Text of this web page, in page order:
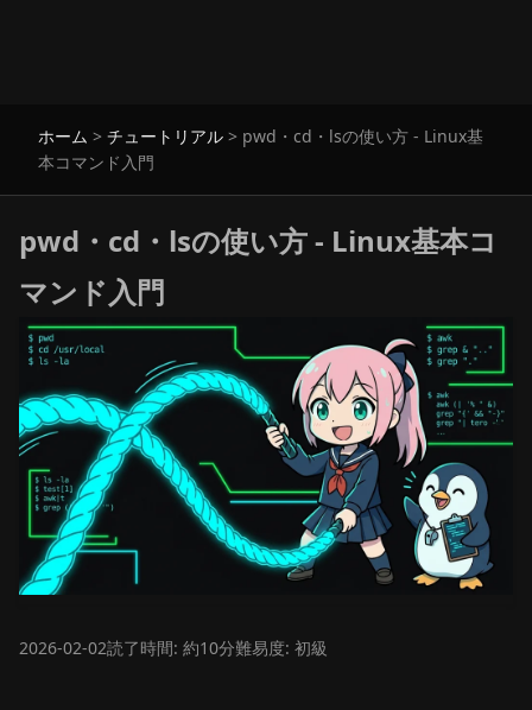
ホーム > チュートリアル > pwd・cd・lsの使い方 - Linux基
本コマンド入門
pwd・cd・lsの使い方 - Linux基本コ
マンド入門
2026-02-02読了時間: 約10分難易度: 初級